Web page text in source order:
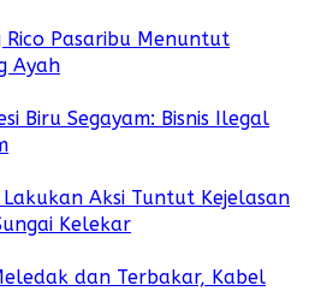
Pasaribu Menuntut
Ayah
Biru Segayam: Bisnis Ilegal
Aksi Tuntut Kejelasan
Kelekar
dan Terbakar, Kabel